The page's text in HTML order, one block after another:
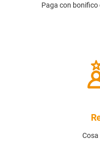
Paga con bonifico